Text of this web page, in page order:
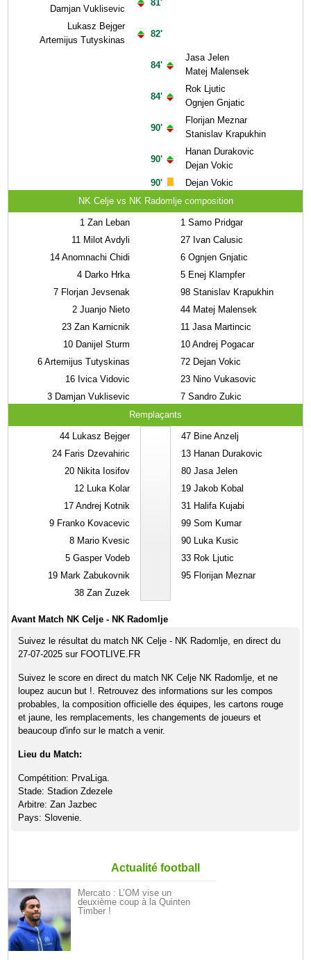
Damjan Vuklisevic
Lukasz Bejger
Artemijus Tutyskinas
81'
82'
84'
84'
90'
90'
90'
Jasa Jelen
Matej Malensek
Rok Ljutic
Ognjen Gnjatic
Florijan Meznar
Stanislav Krapukhin
Hanan Durakovic
Dejan Vokic
Dejan Vokic
NK Celje vs NK Radomlje composition
1 Zan Leban
11 Milot Avdyli
14 Anomnachi Chidi
4 Darko Hrka
7 Florjan Jevsenak
2 Juanjo Nieto
23 Zan Karnicnik
10 Danijel Sturm
6 Artemijus Tutyskinas
16 Ivica Vidovic
3 Damjan Vuklisevic
1 Samo Pridgar
27 Ivan Calusic
6 Ognjen Gnjatic
5 Enej Klampfer
98 Stanislav Krapukhin
44 Matej Malensek
11 Jasa Martincic
10 Andrej Pogacar
72 Dejan Vokic
23 Nino Vukasovic
7 Sandro Zukic
Remplaçants
44 Lukasz Bejger
24 Faris Dzevahiric
20 Nikita Iosifov
12 Luka Kolar
17 Andrej Kotnik
9 Franko Kovacevic
8 Mario Kvesic
5 Gasper Vodeb
19 Mark Zabukovnik
38 Zan Zuzek
47 Bine Anzelj
13 Hanan Durakovic
80 Jasa Jelen
19 Jakob Kobal
31 Halifa Kujabi
99 Som Kumar
90 Luka Kusic
33 Rok Ljutic
95 Florijan Meznar
Avant Match NK Celje - NK Radomlje
Suivez le résultat du match NK Celje - NK Radomlje, en direct du
27-07-2025 sur FOOTLIVE.FR
Suivez le score en direct du match NK Celje NK Radomlje, et ne
loupez aucun but !. Retrouvez des informations sur les compos
probables, la composition officielle des équipes, les cartons rouge
et jaune, les remplacements, les changements de joueurs et
beaucoup d'info sur le match a venir.
Lieu du Match:
Compétition: PrvaLiga.
Stade: Stadion Zdezele
Arbitre: Zan Jazbec
Pays: Slovenie.
Actualité football
Mercato : L’OM vise un
deuxième coup à la Quinten
Timber !